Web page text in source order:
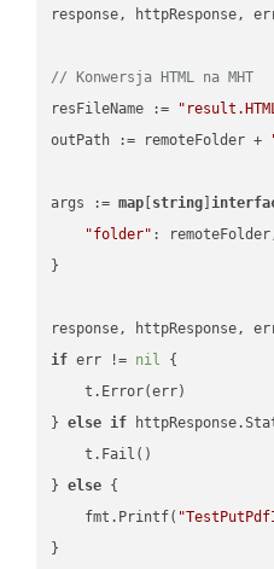
response, httpResponse,
// Konwersja HTML na MHT
resFileName :=
outPath := remoteFolder +
args := map string ]
"folder" :
}
if err != nil {
    t.Error(err)
} else if
    t.Fail()
} else {
    fmt.Printf(